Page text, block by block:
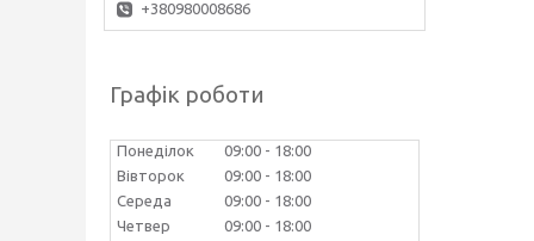
+380980008686
Графік роботи
Понеділок 09:00
18:00
Вівторок
09:00
18:00
Середа
09:00
18:00
Четвер
09:00
18:00